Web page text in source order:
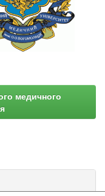
медичного